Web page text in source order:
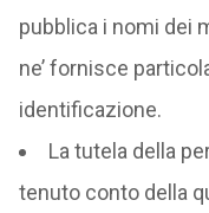
pubblica i nomi dei
ne’ fornisce
identificazione.
La tutela della
tenuto conto della